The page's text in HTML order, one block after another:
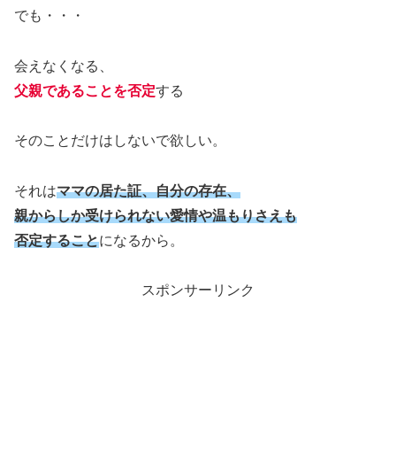
でも・・・
会えなくなる、
父親であることを否定する
そのことだけはしないで欲しい。
それはママの居た証、自分の存在、
親からしか受けられない愛情や温もりさえも
否定することになるから。
スポンサーリンク